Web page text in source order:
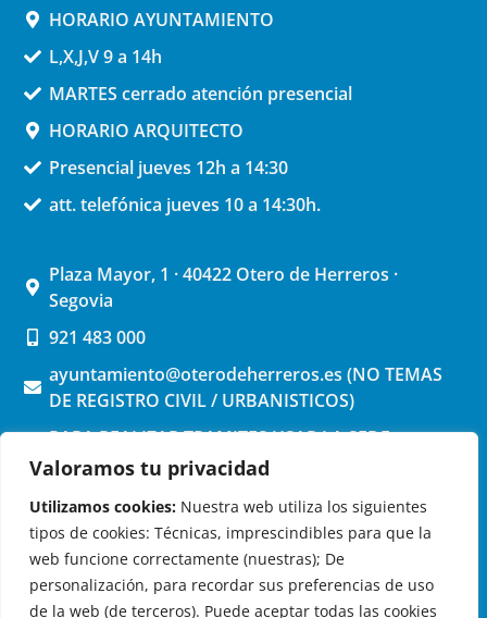
Valoramos tu privacidad
Utilizamos cookies: Nuestra web utiliza los siguientes
tipos de cookies: Técnicas, imprescindibles para que la
web funcione correctamente (nuestras); De
personalización, para recordar sus preferencias de uso
de la web (de terceros). Puede aceptar todas las cookies
HORARIO AYUNTAMIENTO
L,X,J,V 9 a 14h
MARTES cerrado atención presencial
HORARIO ARQUITECTO
Presencial jueves 12h a 14:30
att. telefónica jueves 10 a 14:30h.
Plaza Mayor, 1 · 40422 Otero de Herreros ·
Segovia
921 483 000
ayuntamiento@oterodeherreros.es (NO TEMAS
DE REGISTRO CIVIL / URBANISTICOS)
PARA REALIZAR TRAMITES USAR LA SEDE
ELECTRONICA (pinchar aquí)